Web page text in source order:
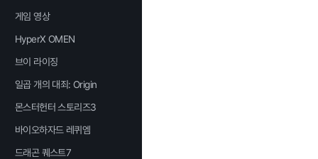
게임 영상
HyperX OMEN
브이 라이징
일곱 개의 대죄: Origin
몬스터헌터 스토리즈3
바이오하자드 레퀴엠
드래곤 퀘스트7